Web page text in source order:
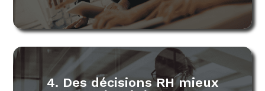
4. Des décisions RH mieux